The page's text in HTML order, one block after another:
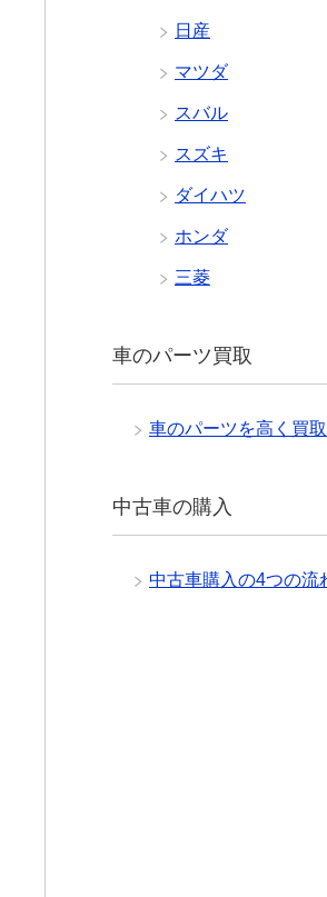
日産
マツダ
スバル
スズキ
ダイハツ
ホンダ
三菱
車のパーツ買取
車のパーツを高く買
中古車の購入
中古車購入の4つの流